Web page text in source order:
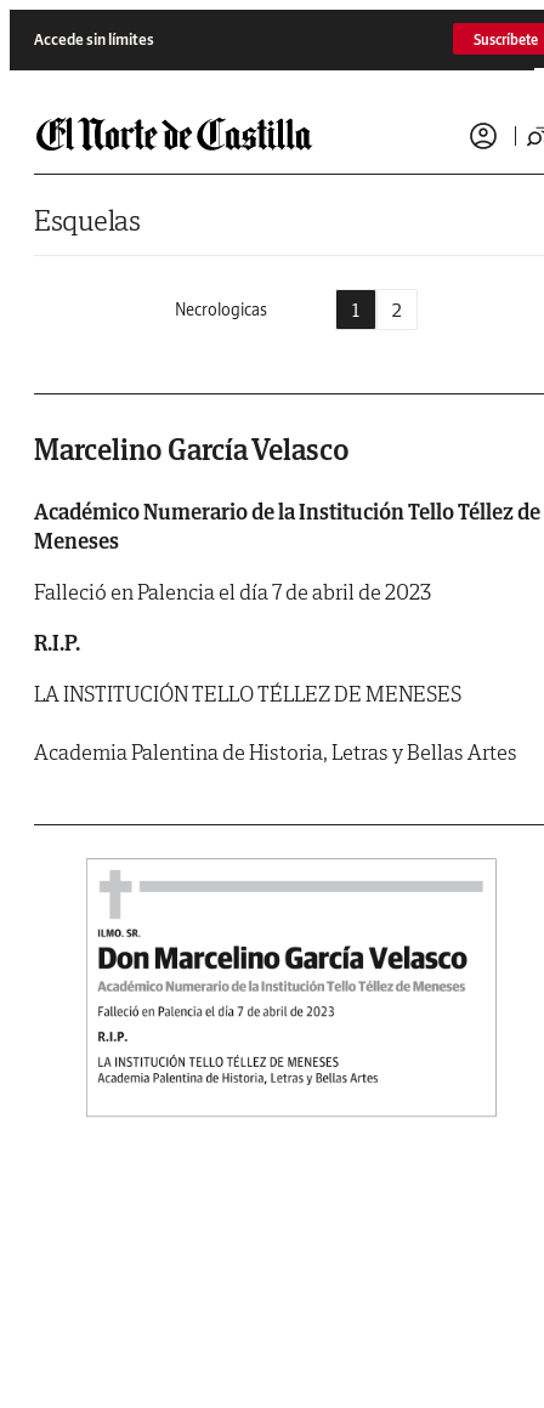
Accede sin límites Suscríbete
Esquelas
Necrologicas 1 2
Marcelino García Velasco
Académico Numerario de la Institución Tello Téllez de
Meneses
Falleció en Palencia el día 7 de abril de 2023
R.I.P.
LA INSTITUCIÓN TELLO TÉLLEZ DE MENESES
Academia Palentina de Historia, Letras y Bellas Artes